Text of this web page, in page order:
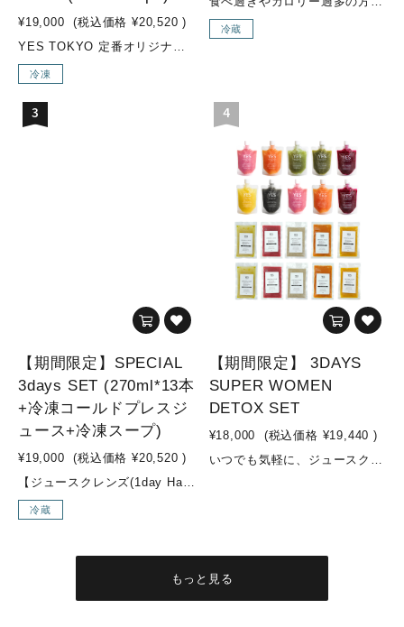
¥19,000 (税込価格 ¥20,520 )
YES TOKYO 定番オリジナルコールドプレスジュースに加え、季節限定メニューの『Attractive woman』『Brand New Day』を加えた【期間限定 7種類×3SET】【YES TOKYO オリジナルコールドプレスジュースとは...？】水・着色料・保存料などの添加物を一切使用せず、野菜・果物のみをコールドプレス製法でお搾りしたオリジナルジュースを、ご自宅でも気軽にお召し上がり頂けるように、冷凍してお届けします。【コールドプレス製法とは...？】コールドプレスとは熱を加えずに抽出する低音圧搾製法のことです。 そして、不溶性の食物繊維は除かれる為、胃腸への負担が少なく、吸収率も高まり栄養補給に優れています。様々なお野菜やフルーツを一度に効率よく摂取でき、お野菜不足の方はもちろん、お食事の代わりに置き換えるジュースクレンズ用として、お子様用ジュースとしてもオススメです。普段のお食事ではなかなか摂取しにくい栄養素も、YES TOKYOオリジナルコールドプレスジュースで取り入れ、食生活の見直しや健康や美容のサポートに繋げていきましょう！ こんな方にオススメ！・野菜不足の方・腸内環境改善・2DAYSクレンズを行いたい方 素材・成分■Brand New Day(SEASONAL)・リンゴ/パイナップル/小松菜/レモン/チャコール(竹炭)■Attractive woman(SEASONAL)・リンゴ/紫キャベツ/キャベツ/レモン■ZESTY・リンゴ/パイナップル/ショウガ■SUNRISE GLOW・ニンジン/パイナップル/ショウガ/グレープフルーツ■LUSH LIFE・小松菜/リンゴ/レモン■SUBLIME GREEN・ケール/パイナップル/オレンジ/キュウリ/レモン■LIQUID BEET・ビーツ/リンゴ/ショウガ/レモン内容量・オリジナルコールドプレスジュース：200ml×21pc※各種3pcずつ
冷凍
冷蔵
3
【期間限定】SPECIAL
3days SET (270ml*13本
+冷凍コールドプレスジ
ュース+冷凍スープ)
¥19,000 (税込価格 ¥20,520 )
【ジュースクレンズ(1day Half)→回復食(1day Half)】までをスムーズに行える3日間セット回復食期間は何を食べて過ごしたら良いかわからない…ジュースクレンズ後から通常食に戻すまでの期間はどう過ごすべき？？と、お悩みの方はこちらのセットからスタートしてみませんか？！ジュースクレンズ後の、回復食期間をどう過ごすかはとても重要です。『YES TOKYO FROZEN COLDPRESSED JUICE』と『YES TOKYO ORIGINAL FROZEN SOUP』を使用し、ジュースクレンズの効果を最大限に引き出し、ジュースクレンズ後も穏やかにお過ごしいただけます。気軽に長期のジュースクレンズにチャレンジ可能なセットとなっておりますので是非お試し下さい！こんな方にオススメ！・ジュースクレンズ後が不安な方・長期間のジュースクレンズに挑戦したい方・ダイエット中で更なる成果を出したい方・暴飲暴食が続いて身体をスッキリさせたい方 セット内容【DAY 1】・PIXIE：リンゴ・パイナップ ・レモン・ショウガ・ターメリック・365DAYS：ホウレン草・キャベツ・ブロッコリー・パセリ・リンゴ・レモン・SUNSET：ニンジン・ショウガ・オレンジ・レモン・ウコン・THE ROSE：ビーツ・ニンジン・キャベツ・ショウガ・オレンジ・レモン・SEA SIDE：ホウレン草・セロリ・ロメインレタス・オレンジ・グレープフルーツ・ショウガ・スピルリナ・REFRESHER：リンゴ・パイナップル・グレープフルーツ・レモン・ビーツ・ローズ・MARBLES：ビーツ・キュウリ・ゴボウ・ショウガ・パイナップル・グレープフルーツ・レモン・MOSS GREEN：ケール・ホウレン草・セロリ・キュウリ・レモン・ショウガ ・グレープフルーツ【DAY 2】・3AM：白菜・パイナップル・グレープフルーツ・キャベツ・キュウリ・ゴボウ・ショウガ・LIME：パイナップル・ライム・白菜・キャベツ・グレープフルーツ・レモン・チアシード・REFRESHER：リンゴ・パイナップル・グレープフルーツ・レモン・グレープフルーツ・ビーツ・ローズ・MARBLES：ビーツ・キュウリ・ゴボウ・ショウガ・パイナップル・グレープフルーツ・レモン・365DAYS：ホウレン草・キャベツ・ブロッコリー・パセリ・リンゴ・レモン・キヌアとヘンプオイルのスープ・トマトとキヌアのスープ【DAY 3】・ZESTY・SUNRISE GLOW・ビーツと枝豆の塩麹スープ・キヌアとヘンプオイルのスープ・LUSH LIFE・キヌアとヘンプオイルのスープ・カボチャの味噌スープ・LIQUID BEETスープは冷凍スープでのお渡しとなります。冷凍コールドプレスジュースは冷凍でのお渡しとなります。※店頭受け取り、又はデリバリーでのお届けのみ対象となります。(デリバリー対応区域のみ)※種類の変更不可です。 内容量・コールドプレスジュース：270ml×12本・【冷凍】オリジナルコールドプレスジュース：200ml×4pc・【冷凍】オリジナルスープ：180g×6pc
冷蔵
4
【期間限定】 3DAYS
SUPER WOMEN
DETOX SET
¥18,000 (税込価格 ¥19,440 )
いつでも気軽に、ジュースクレンズにトライしてみませんか？健康維持の為に、必要な栄養素を摂取し、体内をデトックスしてあげましょう！こちらのセットは、ジュースクレンズ中は、オリジナルコールドプレスジュースを利用し、準備食や回復食では、オリジナルスープを活用したプログラムです。※準備食→ジュースクレンズ→回復食(合計：3DAYS)が可能な、女性におすすめの、ダイエット・デトックス効果に特化した内容のセットYES TOKYOでは、準備食・回復食期間に何を摂取して過ごして頂くかがとても重要と推進しており、効果にも大きく影響します。ジュースクレンズを検討中の方で、準備食・回復食期間中のお食事に関するお悩みが多いかと思いますが、こちらのセットで全てが解決！！そして、YES TOKYOオリジナルスープは、添加物不使用・動物性食品不使用でVEGAN対応のスープとなっており、スーパーフードを使用した栄養価が高く低カロリーなスープです。ジュースクレンズ後も身体の内側から温め、デトックス効果を高めてくれますので、安心してチャレンジして頂けます。3DAYS FASTING やり方準備食(1day)：オリジナルスープ5pcジュースクレンズ(1day)：オリジナルコールドプレスジュース10pc回復食(1day)：オリジナルスープ5pcオススメの飲む順番(オリジナルコールドプレスジュース)①Attractive woman②SUBLIME GREEN③LIQUID BEET④Brand New Day⑤LUSH LIFE⑥ZESTY⑦SUBLIME GREEN⑧LUSH LIFE⑨Attractive woman⑩LIQUID BEET※オリジナルスープはお好きな順番でお飲みください参考動画はこちらからチェック！▼【冷凍スープ・冷凍コールドプレスジュースでファスティング！】https://www.youtube.com/watch?v=4gthQIfA5O0【YES TOKYO オリジナルコールドプレスジュースとは...？】水・着色料・保存料などの添加物を一切使用せず、野菜・果物のみをコールドプレス製法でお搾りしたオリジナルジュースを、ご自宅でも気軽にお召し上がり頂けるように、冷凍してお届けします。【コールドプレス製法とは...？】コールドプレスとは熱を加えずに抽出する低温圧搾製法のことです。 そして、不溶性の食物繊維は除かれる為、胃腸への負担が少なく、吸収率も高まり栄養補給に優れています。様々なお野菜やフルーツを一度に効率よく摂取でき、お野菜不足の方はもちろん、お食事の代わりに置き換えるジュースクレンズ用として、お子様用ジュースとしてもオススメです。普段のお食事ではなかなか摂取しにくい栄養素も、YES TOKYOオリジナルコールドプレスジュースで取り入れ、食生活の見直しや健康や美容のサポートに繋げていきましょう！ こんな方にオススメ！・腸内環境を整えたい方・美肌づくり・ダイエットしたい方 セット内容◇オリジナルコールドプレスジュース◇■ZESTY(1pc)・リンゴ/パイナップル/ショウガ■LIQUID BEET(2pc)・ビーツ/リンゴ/ショウガ/レモン■LUSH LIFE(2pc)・リンゴ/小松菜/レモン■SUBLIME GREEN(2pc)・ケール/パイナップル/オレンジ/キュウリ/レモン■Brand New Day(1pc)・リンゴ/パイナップル/小松菜/レモン/チャコール(竹炭)■Attractive woman(2pc)・リンゴ/紫キャベツ/キャベツ/レモン◇オリジナルスープ◇■BEETS & EDAMAME SOUP -ビーツと枝豆の塩麹スープ-(2pc)・ビーツ/玉ねぎ/枝豆/塩麹/野菜スープ/(一部に大豆を含む)■QUINOA & HEMP OIL SOUP - キヌアとヘンプオイルのスープ -(2pc)・玉ねぎ/キヌア/ニンニク/ヘンプオイル/塩麹/野菜スープ■TOMATO & QUINOA SOUP - トマトとキヌアのスープ -(2pc)・ホールトマト/玉ねぎ/人参/キャベツ/マッシュルーム/キヌア/オリーブオイル/にんにく/ローリエ/塩麹■PUMPKIN & MISO SOUP - カボチャの味噌スープ -(2pc)・玉ねぎ/カボチャ/味噌/野菜スープ/(一部に大豆を含む)■MUSHROOM SOUP - マッシュルームのスープ -(2pc)・豆乳/玉ねぎ/マッシュルーム/オリーブオイル/ニンニク/食塩/胡椒(一部に大豆を含む) 内容量・オリジナルコールドプレスジュース：200ml×10pc・オリジナルスープ：180g×10pc
もっと見る